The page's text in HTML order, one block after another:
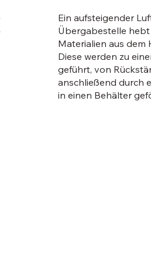
Ein aufsteigender
Übergabestelle
Materialien aus dem
Diese werden zu
geführt, von
anschließend durch
in einen Behälter